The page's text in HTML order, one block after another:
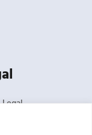
de Privacidade